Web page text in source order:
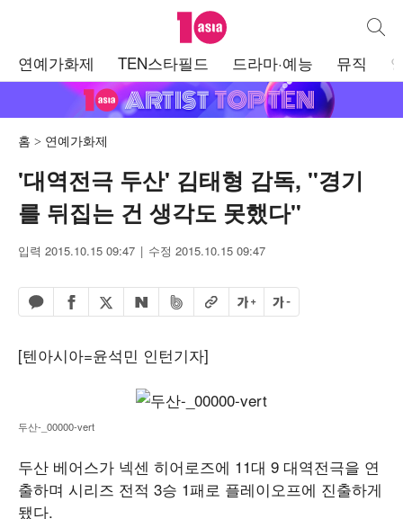
텐아시아 통합
연예가화제 TEN스타필드 드라마·예능 뮤직
홈 연예가화제
'대역전극 두산' 김태형 감독, "경기
를 뒤집는 건 생각도 못했다"
입력 2015.10.15 09:47 수정 2015.10.15 09:47
카카오톡 공유하기
페이스북 공유하기
엑스 공유하기
네이버 공유하기
밴드 공유하기
URL복사글자 크게글자 작게
[텐아시아=윤석민 인턴기자]
두산-_00000-vert
두산 베어스가 넥센 히어로즈에 11대 9 대역전극을 연
출하며 시리즈 전적 3승 1패로 플레이오프에 진출하게
됐다.